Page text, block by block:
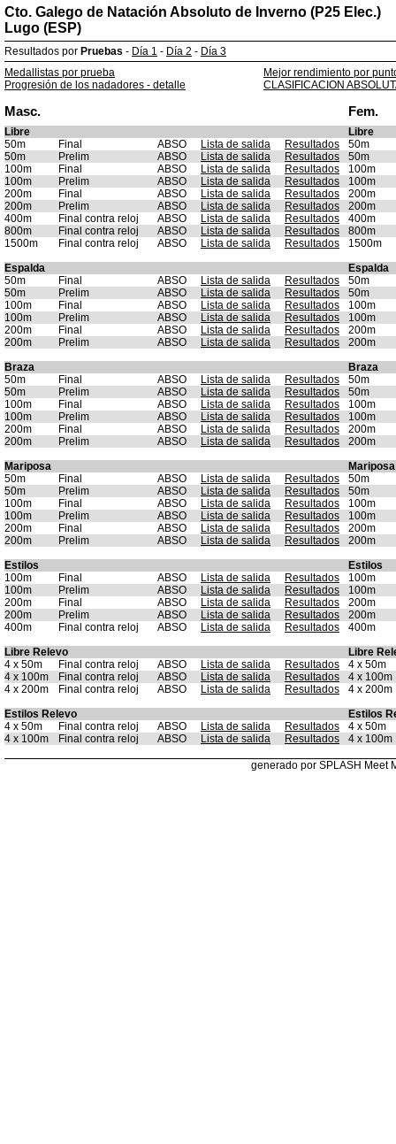
Cto. Galego de Natación Absoluto de Inverno (P25 Elec.)
Lugo (ESP)
Resultados por Pruebas - Día 1 - Día 2 - Día 3
Medallistas por prueba
Mejor rendimiento por
Progresión de los nadadores - detalle
CLASIFICACION
Masc. Fem.
Libre
Libre
50m
Final ABSO Lista de salida Resultados
50m
50m
Prelim ABSO Lista de salida Resultados
50m
100m
Final ABSO Lista de salida Resultados
100m
100m
Prelim ABSO Lista de salida Resultados
100m
200m
Final ABSO Lista de salida Resultados
200m
200m
Prelim ABSO Lista de salida Resultados
200m
400m
Final contra reloj ABSO Lista de salida Resultados
400m
800m
Final contra reloj ABSO Lista de salida Resultados
800m
1500m
Final contra reloj ABSO Lista de salida Resultados
1500m
Espalda
Espalda
50m
Final ABSO Lista de salida Resultados
50m
50m
Prelim ABSO Lista de salida Resultados
50m
100m
Final ABSO Lista de salida Resultados
100m
100m
Prelim ABSO Lista de salida Resultados
100m
200m
Final ABSO Lista de salida Resultados
200m
200m
Prelim ABSO Lista de salida Resultados
200m
Braza
Braza
50m
Final ABSO Lista de salida Resultados
50m
50m
Prelim ABSO Lista de salida Resultados
50m
100m
Final ABSO Lista de salida Resultados
100m
100m
Prelim ABSO Lista de salida Resultados
100m
200m
Final ABSO Lista de salida Resultados
200m
200m
Prelim ABSO Lista de salida Resultados
200m
Mariposa
Mariposa
50m
Final ABSO Lista de salida Resultados
50m
50m
Prelim ABSO Lista de salida Resultados
50m
100m
Final ABSO Lista de salida Resultados
100m
100m
Prelim ABSO Lista de salida Resultados
100m
200m
Final ABSO Lista de salida Resultados
200m
200m
Prelim ABSO Lista de salida Resultados
200m
Estilos
Estilos
100m
Final ABSO Lista de salida Resultados
100m
100m
Prelim ABSO Lista de salida Resultados
100m
200m
Final ABSO Lista de salida Resultados
200m
200m
Prelim ABSO Lista de salida Resultados
200m
400m
Final contra reloj ABSO Lista de salida Resultados
400m
Libre Relevo
Libre
4 x 50m
Final contra reloj ABSO Lista de salida Resultados
4 x 50m
4 x 100m
Final contra reloj ABSO Lista de salida Resultados
4 x 100m
4 x 200m
Final contra reloj ABSO Lista de salida Resultados
4 x 200m
Estilos Relevo
Estilos
4 x 50m
Final contra reloj ABSO Lista de salida Resultados
4 x 50m
4 x 100m
Final contra reloj ABSO Lista de salida Resultados 4 x 100m
generado por SPLASH Meet